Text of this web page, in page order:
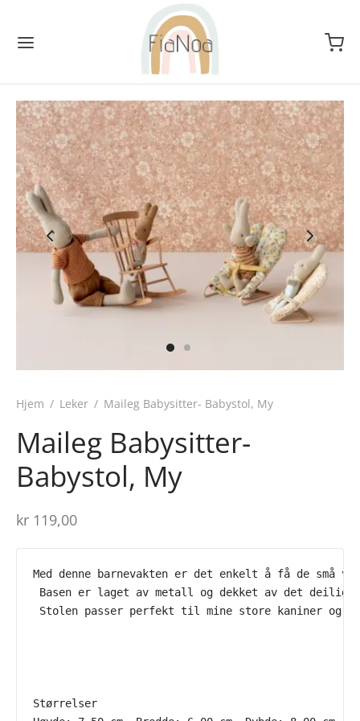
Hjem / Leker / Maileg Babysitter- Babystol, My
Maileg Babysitter-
Babystol, My
kr 119,00
Med denne barnevakten er det enkelt å få de små
Basen er laget av metall og dekket av det
Stolen passer perfekt til mine store kaniner og
Størrelser